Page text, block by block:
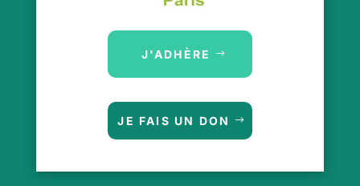
J'ADHÈRE
JE FAIS UN DON